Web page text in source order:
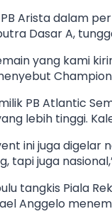
Arista dalam
Dasar A,
yang kami
PB Atlantic
lebih tinggi.
ini juga digelar
tapi juga
tangkis Piala
Anggelo